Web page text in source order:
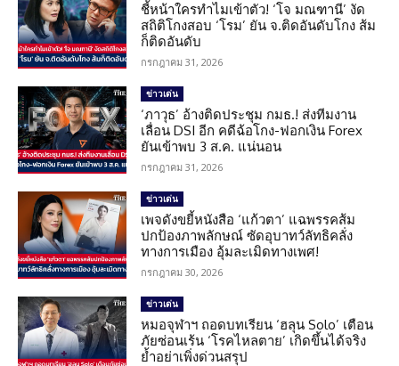
ชี้หน้าใครทำไมเข้าตัว! ‘โจ มณฑานี’ งัด
สถิติโกงสอบ ‘โรม’ ยัน จ.ติดอันดับโกง ส้ม
ก็ติดอันดับ
กรกฎาคม 31, 2026
ข่าวเด่น
‘ภาวุธ’ อ้างติดประชุม กมธ.! ส่งทีมงาน
เลื่อน DSI อีก คดีฉ้อโกง-ฟอกเงิน Forex
ยันเข้าพบ 3 ส.ค. แน่นอน
กรกฎาคม 31, 2026
ข่าวเด่น
เพจดังขยี้หนังสือ ‘แก้วตา’ แฉพรรคส้ม
ปกป้องภาพลักษณ์ ซัดอุบาทว์ลัทธิคลั่ง
ทางการเมือง อุ้มละเมิดทางเพศ!
กรกฎาคม 30, 2026
ข่าวเด่น
หมอจุฬาฯ ถอดบทเรียน ‘ฮลุน Solo’ เตือน
ภัยซ่อนเร้น ‘โรคไหลตาย’ เกิดขึ้นได้จริง
ย้ำอย่าเพิ่งด่วนสรุป